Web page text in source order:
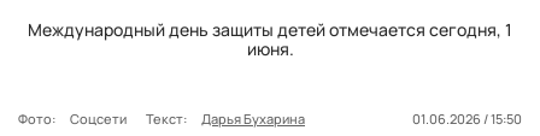
Международный день защиты детей отмечается сегодня, 1
июня.
Фото: Соцсети Текст: Дарья Бухарина 01.06.2026 / 15:50